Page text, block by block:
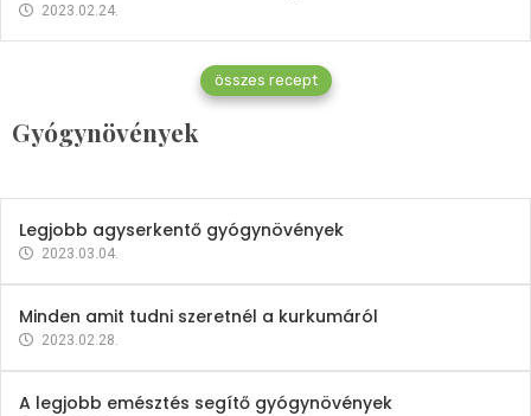
2023.02.24.
összes recept
Gyógynövények
Gyógynövények
Mindent a petrezselyemről
2023.12.21.
Legjobb agyserkentő gyógynövények
2023.03.04.
Minden amit tudni szeretnél a kurkumáról
2023.02.28.
A legjobb emésztés segítő gyógynövények